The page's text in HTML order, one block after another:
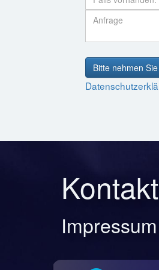
Bitte nehmen
Kontakt
Impressum